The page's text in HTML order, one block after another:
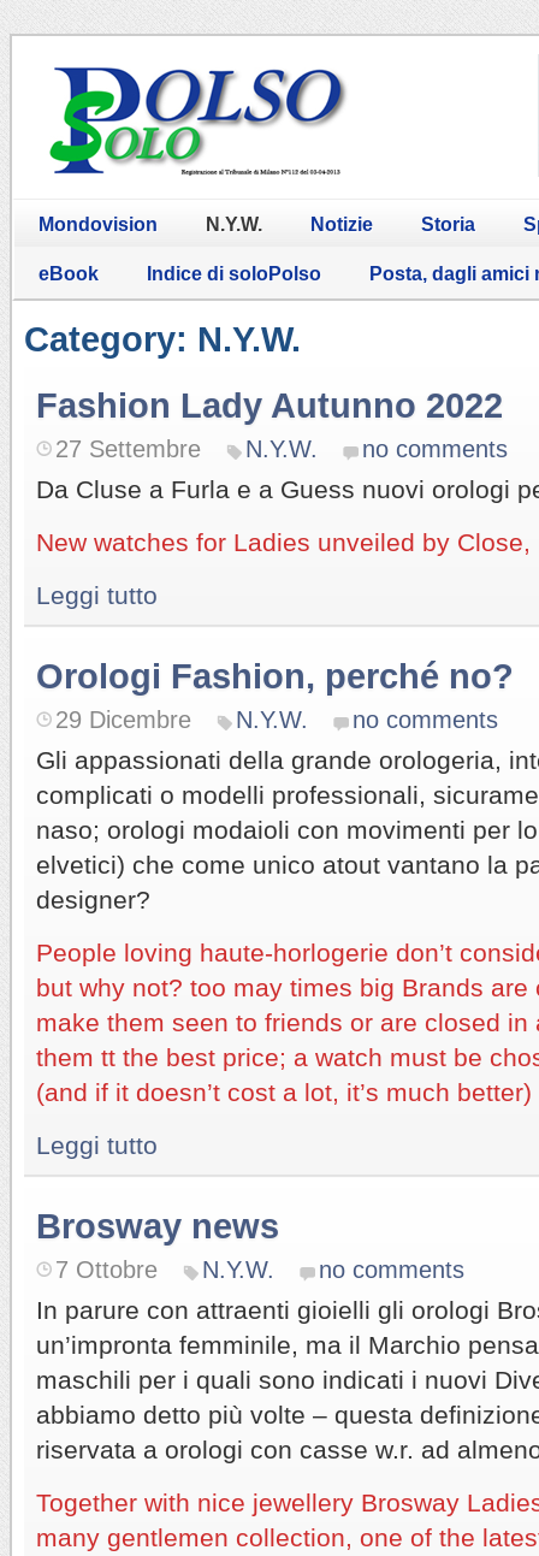
Mondovision N.Y.W. Notizie Storia
eBook Indice di soloPolso Posta, dagli amici
Category: N.Y.W.
Fashion Lady Autunno 2022
27 Settembre N.Y.W. no comments
Da Cluse a Furla e a Guess nuovi orologi
New watches for Ladies unveiled by
Leggi tutto
Orologi Fashion, perché no?
29 Dicembre N.Y.W. no comments
Gli appassionati della grande orologeria,
complicati o modelli professionali,
naso; orologi modaioli con movimenti per
elvetici) che come unico atout vantano la
designer?
People loving haute-horlogerie don’t
but why not? too may times big Brands
make them seen to friends or are closed
them tt the best price; a watch must be
(and if it doesn’t cost a lot, it’s much better)
Leggi tutto
Brosway news
7 Ottobre N.Y.W. no comments
In parure con attraenti gioielli gli orologi
un’impronta femminile, ma il Marchio
maschili per i quali sono indicati i nuovi
abbiamo detto più volte – questa
riservata a orologi con casse w.r. ad
Together with nice jewellery Brosway
many gentlemen collection, one of the